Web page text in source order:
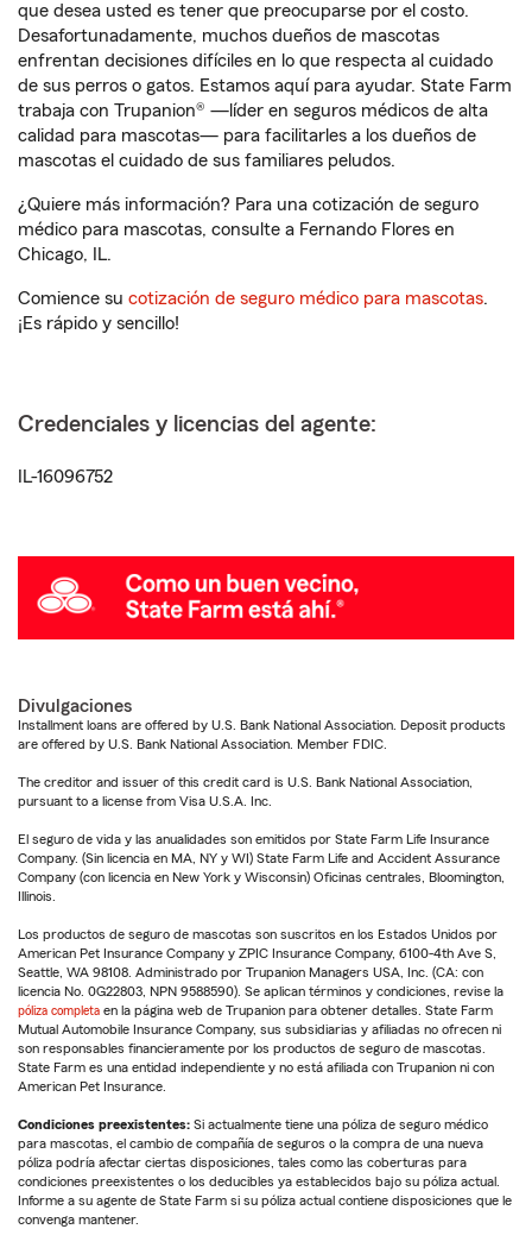
que desea usted es tener que preocuparse por el costo.
Desafortunadamente, muchos dueños de mascotas
enfrentan decisiones difíciles en lo que respecta al cuidado
de sus perros o gatos. Estamos aquí para ayudar. State Farm
trabaja con Trupanion® —líder en seguros médicos de alta
calidad para mascotas— para facilitarles a los dueños de
mascotas el cuidado de sus familiares peludos.
¿Quiere más información? Para una cotización de seguro
médico para mascotas, consulte a Fernando Flores en
Chicago, IL.
Comience su cotización de seguro médico para mascotas.
¡Es rápido y sencillo!
Credenciales y licencias del agente:
IL-16096752
Divulgaciones
Installment loans are offered by U.S. Bank National Association. Deposit products
are offered by U.S. Bank National Association. Member FDIC.
The creditor and issuer of this credit card is U.S. Bank National Association,
pursuant to a license from Visa U.S.A. Inc.
El seguro de vida y las anualidades son emitidos por State Farm Life Insurance
Company. (Sin licencia en MA, NY y WI) State Farm Life and Accident Assurance
Company (con licencia en New York y Wisconsin) Oficinas centrales, Bloomington,
Illinois.
Los productos de seguro de mascotas son suscritos en los Estados Unidos por
American Pet Insurance Company y ZPIC Insurance Company, 6100-4th Ave S,
Seattle, WA 98108. Administrado por Trupanion Managers USA, Inc. (CA: con
licencia No. 0G22803, NPN 9588590). Se aplican términos y condiciones, revise la
póliza completa en la página web de Trupanion para obtener detalles. State Farm
Mutual Automobile Insurance Company, sus subsidiarias y afiliadas no ofrecen ni
son responsables financieramente por los productos de seguro de mascotas.
State Farm es una entidad independiente y no está afiliada con Trupanion ni con
American Pet Insurance.
Condiciones preexistentes: Si actualmente tiene una póliza de seguro médico
para mascotas, el cambio de compañía de seguros o la compra de una nueva
póliza podría afectar ciertas disposiciones, tales como las coberturas para
condiciones preexistentes o los deducibles ya establecidos bajo su póliza actual.
Informe a su agente de State Farm si su póliza actual contiene disposiciones que le
convenga mantener.